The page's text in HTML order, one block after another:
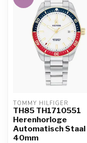
TOMMY HILFIGER
TH85 TH1710551
Herenhorloge
Automatisch Staal
40mm